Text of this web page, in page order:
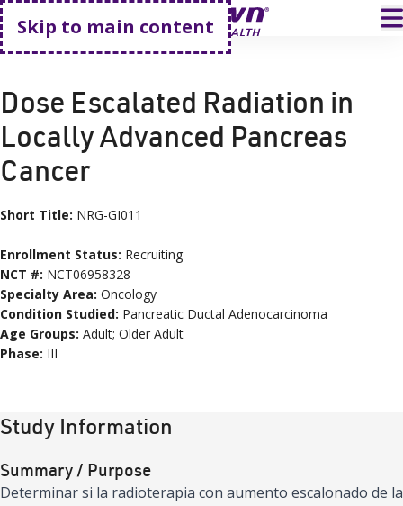
Skip to main content
Go home
HOME
Dose Escalated Radiation in
Locally Advanced Pancreas
Cancer
Short Title: NRG-GI011
Enrollment Status: Recruiting
NCT #: NCT06958328
Specialty Area: Oncology
Condition Studied: Pancreatic Ductal Adenocarcinoma
Age Groups: Adult; Older Adult
Phase: III
Study Information
Summary / Purpose
Determinar si la radioterapia con aumento escalonado de la